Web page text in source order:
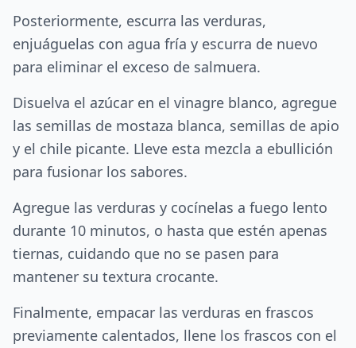
Posteriormente, escurra las verduras,
enjuáguelas con agua fría y escurra de nuevo
para eliminar el exceso de salmuera.
Disuelva el azúcar en el vinagre blanco, agregue
las semillas de mostaza blanca, semillas de apio
y el chile picante. Lleve esta mezcla a ebullición
para fusionar los sabores.
Agregue las verduras y cocínelas a fuego lento
durante 10 minutos, o hasta que estén apenas
tiernas, cuidando que no se pasen para
mantener su textura crocante.
Finalmente, empacar las verduras en frascos
previamente calentados, llene los frascos con el